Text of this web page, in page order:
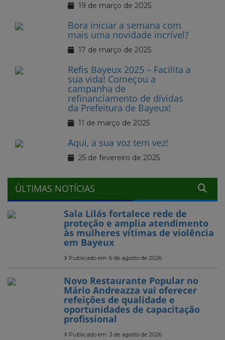
19 de março de 2025
Bora iniciar a semana com
mais uma novidade incrível?
17 de março de 2025
Refis Bayeux 2025 – Facilita a
sua vida! Começou a
campanha de
refinanciamento de dívidas
da Prefeitura de Bayeux!
11 de março de 2025
Aqui, a sua voz tem vez!
25 de fevereiro de 2025
ÚLTIMAS NOTÍCIAS
Sala Lilás fortalece rede de
proteção e amplia atendimento
às mulheres vítimas de violência
em Bayeux
Publicado em: 6 de agosto de 2026
Novo Restaurante Popular no
Mário Andreazza vai oferecer
refeições de qualidade e
oportunidades de capacitação
profissional
Publicado em: 3 de agosto de 2026